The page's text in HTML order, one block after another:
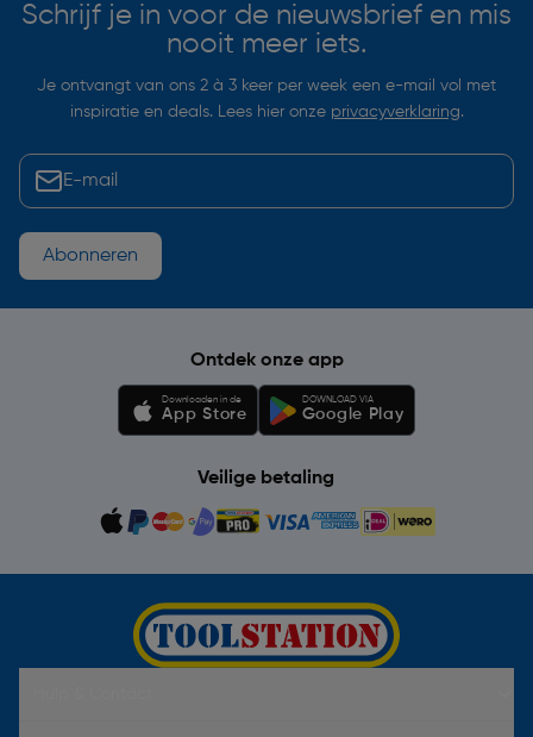
Schrijf je in voor de nieuwsbrief en mis
nooit meer iets.
Je ontvangt van ons 2 à 3 keer per week een e-mail vol met
inspiratie en deals. Lees hier onze privacyverklaring.
Abonneren
Ontdek onze app
Downloaden in de
App Store
DOWNLOAD VIA
Google Play
Veilige betaling